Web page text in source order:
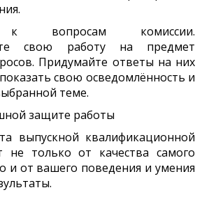
к вопросам комиссии.
свою работу на предмет
Придумайте ответы на них
свою осведомлённость и
теме.
защите работы
выпускной квалификационной
не только от качества самого
и от вашего поведения и умения